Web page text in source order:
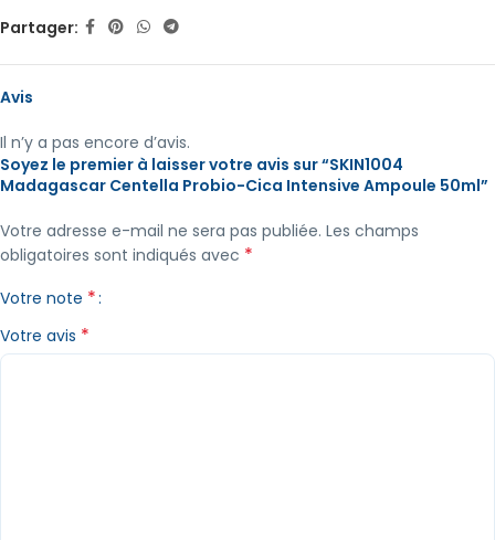
Partager:
Avis
Il n’y a pas encore d’avis.
Soyez le premier à laisser votre avis sur “SKIN1004
Madagascar Centella Probio-Cica Intensive Ampoule 50ml”
Votre adresse e-mail ne sera pas publiée. Les champs
obligatoires sont indiqués avec *
Votre note *
Votre avis *